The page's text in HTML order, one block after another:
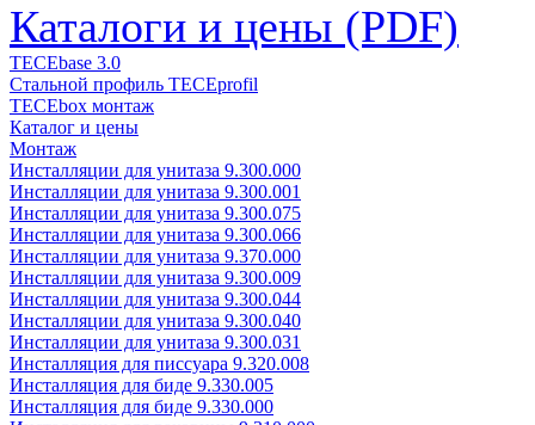
Каталоги и цены (PDF)
TECEbase 3.0
Стальной профиль TECEprofil
TECEbox монтаж
Каталог и цены
Монтаж
Инсталляции для унитаза 9.300.000
Инсталляции для унитаза 9.300.001
Инсталляции для унитаза 9.300.075
Инсталляции для унитаза 9.300.066
Инсталляции для унитаза 9.370.000
Инсталляции для унитаза 9.300.009
Инсталляции для унитаза 9.300.044
Инсталляции для унитаза 9.300.040
Инсталляции для унитаза 9.300.031
Инсталляция для писсуара 9.320.008
Инсталляция для биде 9.330.005
Инсталляция для биде 9.330.000